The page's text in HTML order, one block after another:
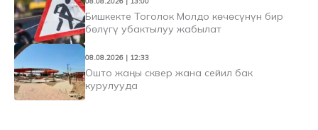
Бишкекте Тоголок Молдо көчөсүнүн бир
бөлүгү убактылуу жабылат
08.08.2026 | 12:33
Ошто жаңы сквер жана сейил бак
курулууда